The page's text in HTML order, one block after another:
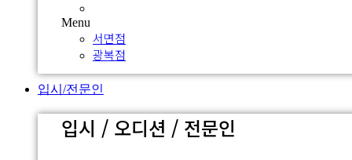
Menu
서면점
광복점
입시/전문인
입시 / 오디션 / 전문인